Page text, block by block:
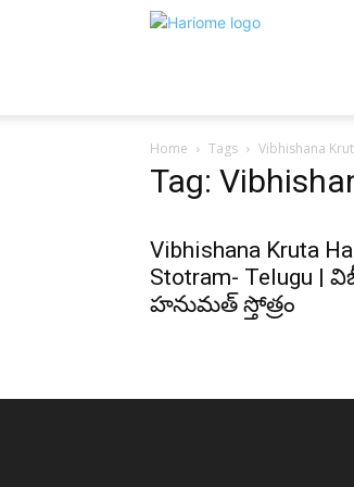
Hari
Home Tags Vibhishana
Tag:
Vibhishana Kruta
Stotram- Telugu |
హనుమత్ స్తోత్రం